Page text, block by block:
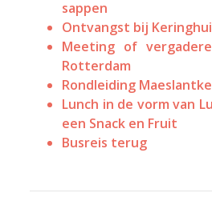
sappen
Ontvangst bij
Meeting of
Rotterdam
Rondleiding
Lunch in de vorm van
een Snack en Fruit
Busreis terug